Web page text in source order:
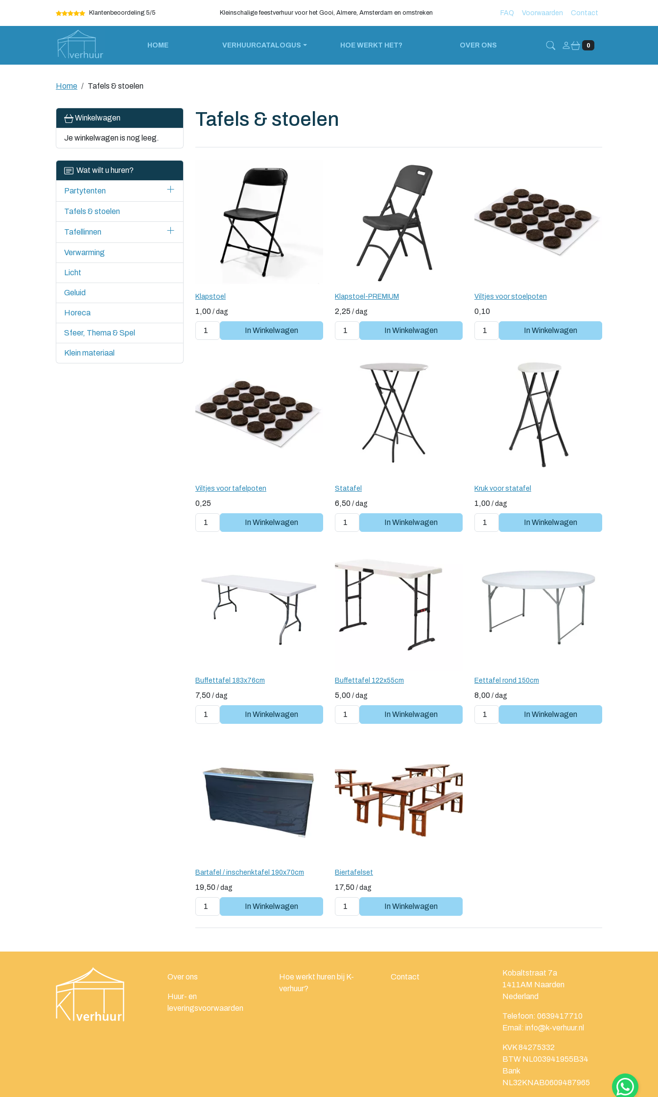
Klantenbeoordeling 5/5 Kleinschalige feestverhuur voor het Gooi, Almere, Amsterdam en omstreken FAQ Voorwaarden Contact
HOME VERHUURCATALOGUS HOE WERKT HET? OVER ONS Account 0
Home Tafels & stoelen
Winkelwagen
Je winkelwagen is nog leeg.
Wat wilt u huren?
Partytenten
Tafels & stoelen
Tafellinnen
Verwarming
Licht
Geluid
Horeca
Sfeer, Thema & Spel
Klein materiaal
Tafels & stoelen
Klapstoel
1,00 / dag
In Winkelwagen
Klapstoel-PREMIUM
2,25 / dag
In Winkelwagen
Viltjes voor stoelpoten
0,10
In Winkelwagen
Viltjes voor tafelpoten
0,25
In Winkelwagen
Statafel
6,50 / dag
In Winkelwagen
Kruk voor statafel
1,00 / dag
In Winkelwagen
Buffettafel 183x76cm
7,50 / dag
In Winkelwagen
Buffettafel 122x55cm
5,00 / dag
In Winkelwagen
Eettafel rond 150cm
8,00 / dag
In Winkelwagen
Bartafel / inschenktafel 190x70cm
19,50 / dag
In Winkelwagen
Biertafelset
17,50 / dag
In Winkelwagen
Over ons
Huur- en
leveringsvoorwaarden
Hoe werkt huren bij K-
verhuur?
Contact
Kobaltstraat 7a
1411AM Naarden
Nederland
Telefoon: 0639417710
Email: info@k-verhuur.nl
KVK 84275332
BTW NL003941955B34
Bank
NL32KNAB0609487965